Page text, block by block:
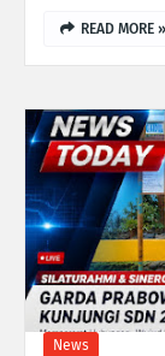
READ MORE »
News